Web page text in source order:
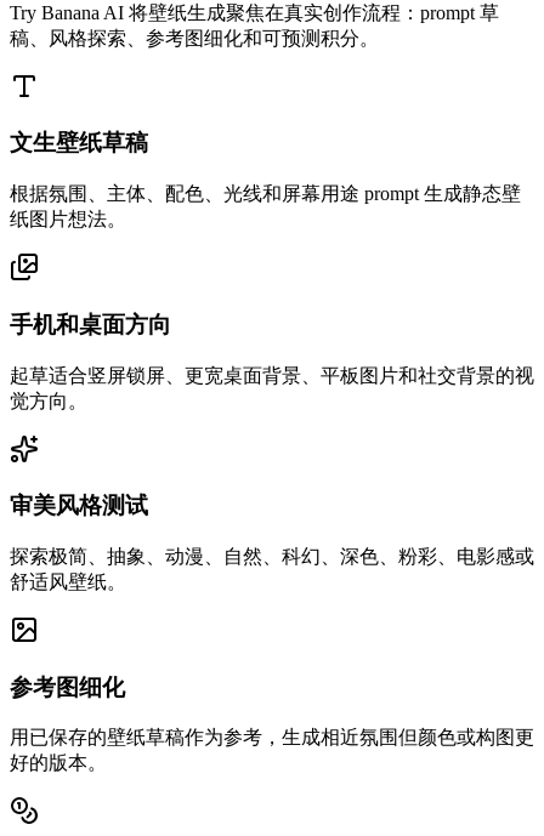
Try Banana AI 将壁纸生成聚焦在真实创作流程：prompt 草
稿、风格探索、参考图细化和可预测积分。
文生壁纸草稿
根据氛围、主体、配色、光线和屏幕用途 prompt 生成静态壁
纸图片想法。
手机和桌面方向
起草适合竖屏锁屏、更宽桌面背景、平板图片和社交背景的视
觉方向。
审美风格测试
探索极简、抽象、动漫、自然、科幻、深色、粉彩、电影感或
舒适风壁纸。
参考图细化
用已保存的壁纸草稿作为参考，生成相近氛围但颜色或构图更
好的版本。